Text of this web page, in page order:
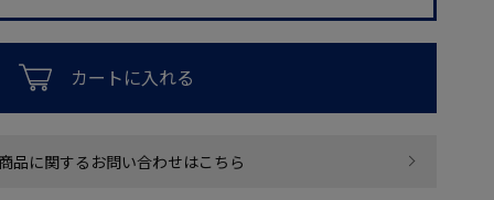
カートに入れる
品に関するお問い合わせはこちら